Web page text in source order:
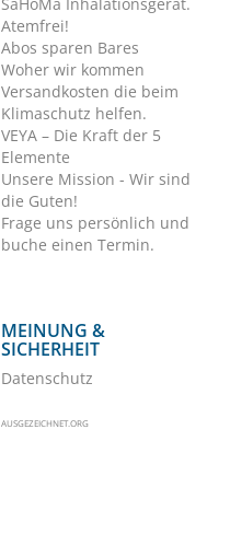
Atemfrei!
Abos sparen Bares
Woher wir kommen
Versandkosten die beim
Klimaschutz helfen.
VEYA – Die Kraft der 5
Elemente
Unsere Mission - Wir sind
die Guten!
Frage uns persönlich und
buche einen Termin.
MEINUNG &
SICHERHEIT
Datenschutz
AUSGEZEICHNET.ORG